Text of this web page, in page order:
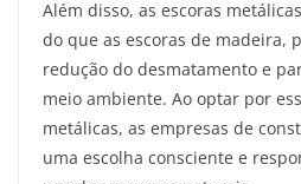
Além disso, as escoras
do que as escoras de madeira,
redução do desmatamento e
meio ambiente. Ao optar por
metálicas, as empresas de
uma escolha consciente e